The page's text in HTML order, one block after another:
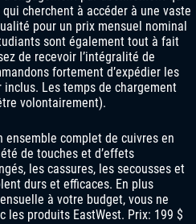
cherchent à accéder à une vaste
pour un prix mensuel nominal
sont également tout à fait
de recevoir l’intégralité de
fortement d’expédier les
Les temps de chargement
volontairement).
ensemble complet de cuivres en
de touches et d’effets
les cassures, les secousses et
durs et efficaces. En plus
à votre budget, vous ne
les produits EastWest. Prix: 199 $